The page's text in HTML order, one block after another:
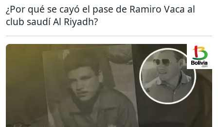
¿Por qué se cayó el pase de Ramiro Vaca al
club saudí Al Riyadh?